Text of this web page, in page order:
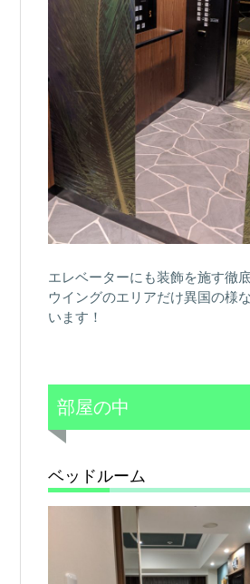
エレベーターにも装飾を施す徹
ウイングのエリアだけ異国の様
います！
部屋の中
ベッドルーム